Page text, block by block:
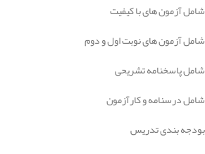
شامل آزمون های با کیفیت
شامل آزمون های نوبت اول و دوم
شامل پاسخنامه تشریحی
شامل درسنامه و کارآزمون
بودجه بندی تدریس